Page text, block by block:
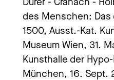
Dürer - Cranach -
des Menschen: Das
1500, Ausst.-Kat.
Museum Wien, 31.
Kunsthalle der
München, 16. Sept.